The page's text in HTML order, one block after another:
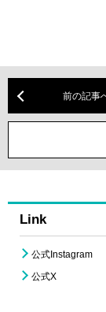
前の記事
Link
公式Instagram
公式X